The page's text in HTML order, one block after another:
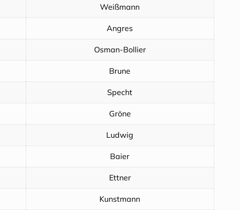
Weißmann
Angres
Osman-Bollier
Brune
Specht
Gröne
Ludwig
Baier
Ettner
Kunstmann